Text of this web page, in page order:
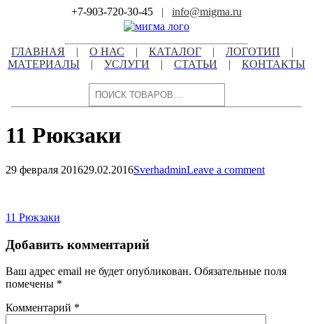
+7-903-720-30-45 | info@migma.ru
ГЛАВНАЯ | О НАС | КАТАЛОГ | ЛОГОТИП
|
МАТЕРИАЛЫ
| УСЛУГИ | СТАТЬИ | КОНТАКТЫ
Поиск
11 Рюкзаки
29 февраля 201629.02.2016SverhadminLeave a comment
записям
Навигация
по
записям
11 Рюкзаки
Добавить комментарий
Ваш адрес email не будет опубликован. Обязательные поля
помечены *
Комментарий *